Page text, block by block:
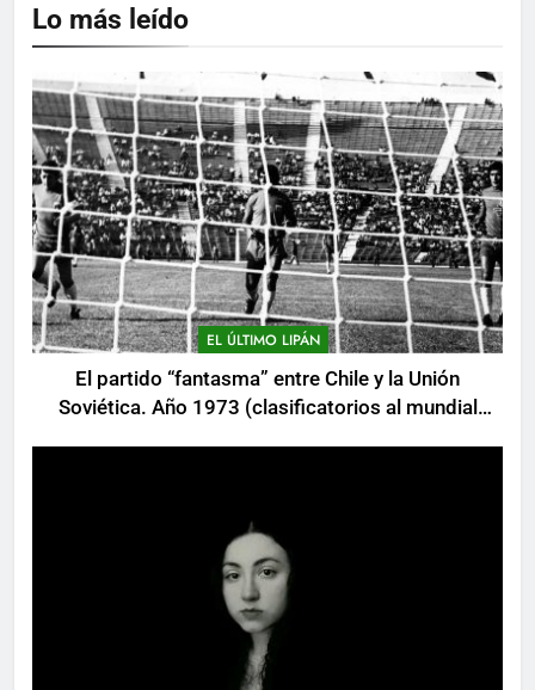
Lo más leído
EL ÚLTIMO LIPÁN
El partido “fantasma” entre Chile y la Unión
Soviética. Año 1973 (clasificatorios al mundial